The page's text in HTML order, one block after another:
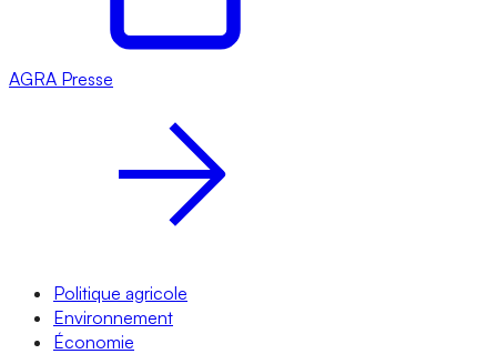
AGRA Presse
Politique agricole
Environnement
Économie